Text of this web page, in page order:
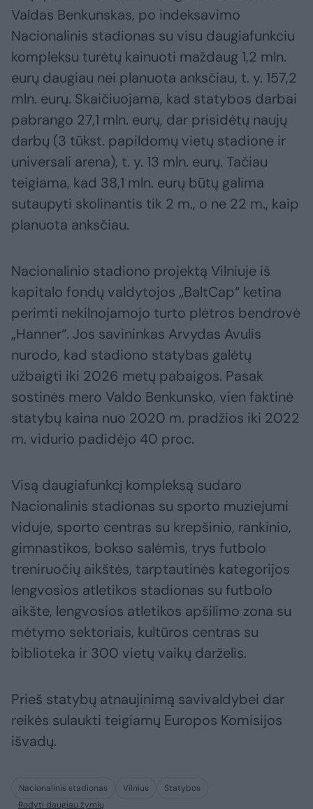
Valdas Benkunskas, po indeksavimo
Nacionalinis stadionas su visu daugiafunkciu
kompleksu turėtų kainuoti maždaug 1,2 mln.
eurų daugiau nei planuota anksčiau, t. y. 157,2
mln. eurų. Skaičiuojama, kad statybos darbai
pabrango 27,1 mln. eurų, dar prisidėtų naujų
darbų (3 tūkst. papildomų vietų stadione ir
universali arena), t. y. 13 mln. eurų. Tačiau
teigiama, kad 38,1 mln. eurų būtų galima
sutaupyti skolinantis tik 2 m., o ne 22 m., kaip
planuota anksčiau.
Nacionalinio stadiono projektą Vilniuje iš
kapitalo fondų valdytojos „BaltCap“ ketina
perimti nekilnojamojo turto plėtros bendrovė
„Hanner“. Jos savininkas Arvydas Avulis
nurodo, kad stadiono statybas galėtų
užbaigti iki 2026 metų pabaigos. Pasak
sostinės mero Valdo Benkunsko, vien faktinė
statybų kaina nuo 2020 m. pradžios iki 2022
m. vidurio padidėjo 40 proc.
Visą daugiafunkcį kompleksą sudaro
Nacionalinis stadionas su sporto muziejumi
viduje, sporto centras su krepšinio, rankinio,
gimnastikos, bokso salėmis, trys futbolo
treniruočių aikštės, tarptautinės kategorijos
lengvosios atletikos stadionas su futbolo
aikšte, lengvosios atletikos apšilimo zona su
mėtymo sektoriais, kultūros centras su
biblioteka ir 300 vietų vaikų darželis.
Prieš statybų atnaujinimą savivaldybei dar
reikės sulaukti teigiamų Europos Komisijos
išvadų.
Nacionalinis stadionas Vilnius
Statybos
Rodyti daugiau žymių